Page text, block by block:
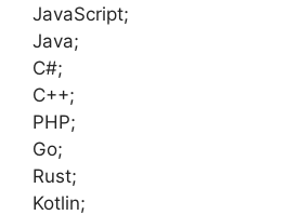
JavaScript;
Java;
C#;
C++;
PHP;
Go;
Rust;
Kotlin;